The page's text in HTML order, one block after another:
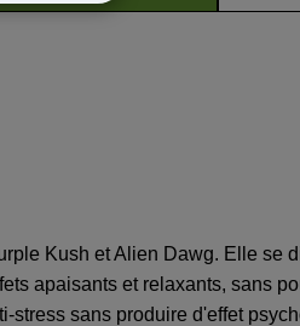
Kush et Alien Dawg. Elle se
apaisants et relaxants, sans
sans produire d'effet